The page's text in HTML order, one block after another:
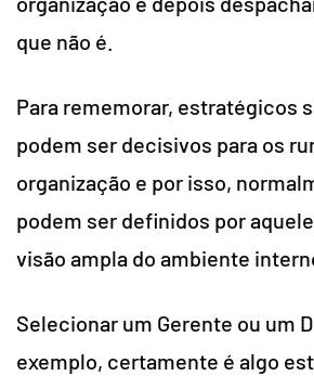
que não é.
Para rememorar, estratégicos
podem ser decisivos para os
organização e por isso,
podem ser definidos por
visão ampla do ambiente
Selecionar um Gerente ou um
exemplo, certamente é algo